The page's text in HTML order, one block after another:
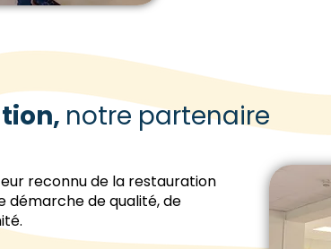
notre partenaire
reconnu de la restauration
démarche de qualité, de